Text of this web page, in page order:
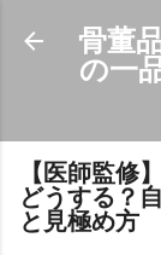
スキ
骨董
の一
【医師監修
どうする？
と見極め方